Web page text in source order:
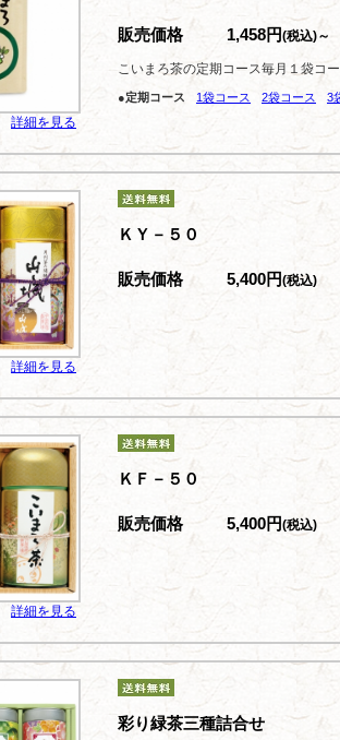
詳細を見る
販売価格 1,458円(税込)～
こいまろ茶の定期コース毎月１袋コ
●定期コース 1袋コース 2袋コース 3
詳細を見る
ＫＹ－５０
販売価格 5,400円(税込)
詳細を見る
ＫＦ－５０
販売価格 5,400円(税込)
彩り緑茶三種詰合せ